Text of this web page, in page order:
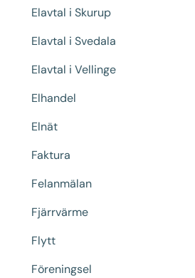
Elavtal i Skurup
Elavtal i Svedala
Elavtal i Vellinge
Elhandel
Elnät
Faktura
Felanmälan
Fjärrvärme
Flytt
Föreningsel